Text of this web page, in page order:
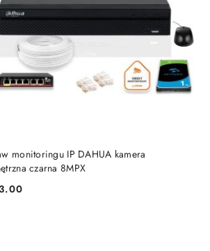
monitoringu IP DAHUA kamera
czarna 8MPX
BRAK TOWARU